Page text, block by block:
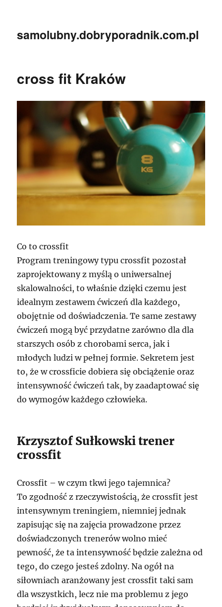
samolubny.dobryporadnik.com.pl
cross fit Kraków
Co to crossfit
Program treningowy typu crossfit pozostał
zaprojektowany z myślą o uniwersalnej
skalowalności, to właśnie dzięki czemu jest
idealnym zestawem ćwiczeń dla każdego,
obojętnie od doświadczenia. Te same zestawy
ćwiczeń mogą być przydatne zarówno dla dla
starszych osób z chorobami serca, jak i
młodych ludzi w pełnej formie. Sekretem jest
to, że w crossficie dobiera się obciążenie oraz
intensywność ćwiczeń tak, by zaadaptować się
do wymogów każdego człowieka.
Krzysztof Sułkowski trener
crossfit
Crossfit – w czym tkwi jego tajemnica?
To zgodność z rzeczywistością, że crossfit jest
intensywnym treningiem, niemniej jednak
zapisując się na zajęcia prowadzone przez
doświadczonych trenerów wolno mieć
pewność, że ta intensywność będzie zależna od
tego, do czego jesteś zdolny. Na ogół na
siłowniach aranżowany jest crossfit taki sam
dla wszystkich, lecz nie ma problemu z jego